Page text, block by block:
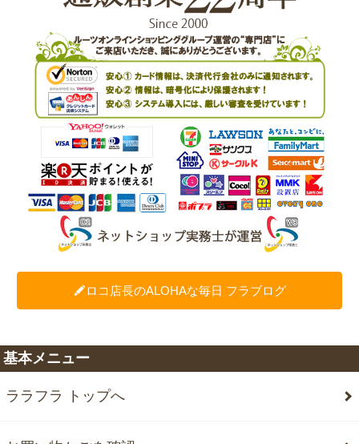
ロコ店長のALOHAな毎日 フラブログ
基本メニュー
ララフラ トップへ